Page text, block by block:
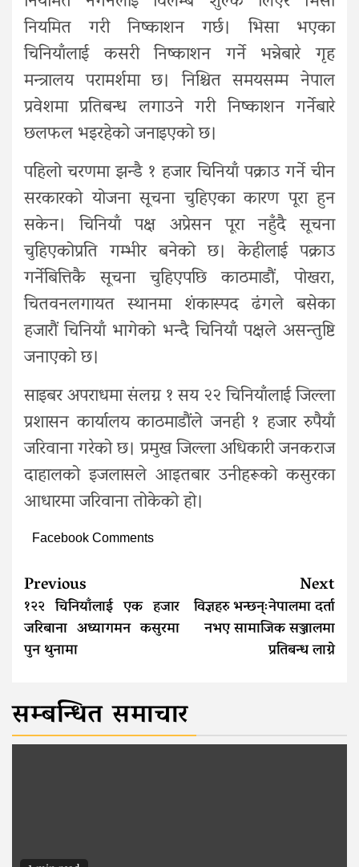
नियमित गरी निष्काशन गर्छ। भिसा भएका
चिनियाँलाई कसरी निष्काशन गर्ने भन्नेबारे गृह
मन्त्रालय परामर्शमा छ। निश्चित समयसम्म नेपाल
प्रवेशमा प्रतिबन्ध लगाउने गरी निष्काशन गर्नेबारे
छलफल भइरहेको जनाइएको छ।
पहिलो चरणमा झन्डै १ हजार चिनियाँ पक्राउ गर्ने चीन
सरकारको योजना सूचना चुहिएका कारण पूरा हुन
सकेन। चिनियाँ पक्ष अप्रेसन पूरा नहुँदै सूचना
चुहिएकोप्रति गम्भीर बनेको छ। केहीलाई पक्राउ
गर्नेबित्तिकै सूचना चुहिएपछि काठमाडौं, पोखरा,
चितवनलगायत स्थानमा शंकास्पद ढंगले बसेका
हजारौं चिनियाँ भागेको भन्दै चिनियाँ पक्षले असन्तुष्टि
जनाएको छ।
साइबर अपराधमा संलग्न १ सय २२ चिनियाँलाई जिल्ला
प्रशासन कार्यालय काठमाडौंले जनही १ हजार रुपैयाँ
जरिवाना गरेको छ। प्रमुख जिल्ला अधिकारी जनकराज
दाहालको इजलासले आइतबार उनीहरूको कसुरका
आधारमा जरिवाना तोकेको हो।
Facebook Comments
Continue
Reading
Previous
१२२ चिनियाँलाई एक हजार
जरिबाना अध्यागमन कसुरमा
पुन थुनामा
Next
विज्ञहरु भन्छन्ःनेपालमा दर्ता
नभए सामाजिक सञ्जालमा
प्रतिबन्ध लाग्ने
सम्बन्धित समाचार